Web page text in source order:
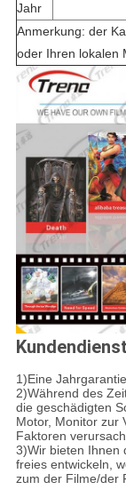
Jahr
Anmerkung: der
oder Ihren lokalen
1)Eine
2)Während des
die geschädigten
Motor, Monitor zur
Faktoren
3)Wir bieten Ihnen
freies entwickeln,
zum der Filme/der